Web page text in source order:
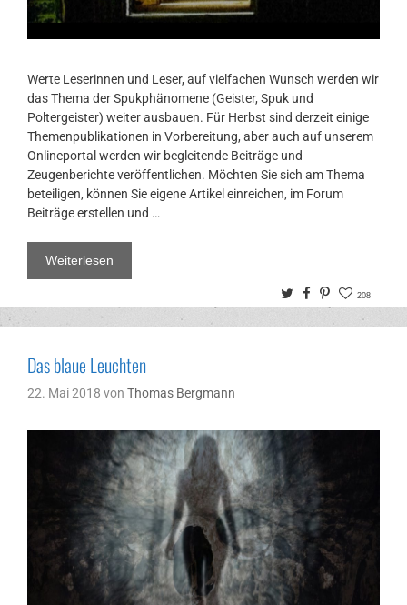
Werte Leserinnen und Leser, auf vielfachen Wunsch werden wir
das Thema der Spukphänomene (Geister, Spuk und
Poltergeister) weiter ausbauen. Für Herbst sind derzeit einige
Themenpublikationen in Vorbereitung, aber auch auf unserem
Onlineportal werden wir begleitende Beiträge und
Zeugenberichte veröffentlichen. Möchten Sie sich am Thema
beteiligen, können Sie eigene Artikel einreichen, im Forum
Beiträge erstellen und …
Weiterlesen
TwitterFacebook
Pinterest
208
Das blaue Leuchten
22. Mai 2018 von Thomas Bergmann